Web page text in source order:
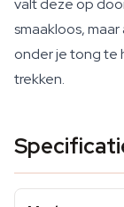
valt deze op
smaakloos,
onder je tong te
trekken.